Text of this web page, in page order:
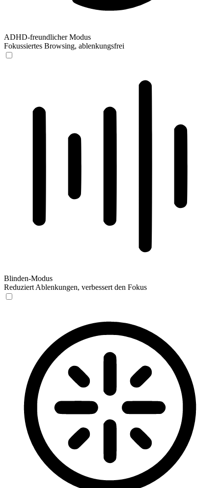
ADHD-freundlicher Modus
Fokussiertes Browsing, ablenkungsfrei
Blinden-Modus
Reduziert Ablenkungen, verbessert den Fokus